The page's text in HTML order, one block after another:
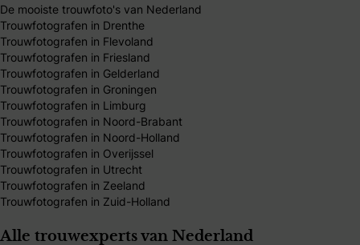
De mooiste trouwfoto's van Nederland
Trouwfotografen in Drenthe
Trouwfotografen in Flevoland
Trouwfotografen in Friesland
Trouwfotografen in Gelderland
Trouwfotografen in Groningen
Trouwfotografen in Limburg
Trouwfotografen in Noord-Brabant
Trouwfotografen in Noord-Holland
Trouwfotografen in Overijssel
Trouwfotografen in Utrecht
Trouwfotografen in Zeeland
Trouwfotografen in Zuid-Holland
Alle trouwexperts van Nederland